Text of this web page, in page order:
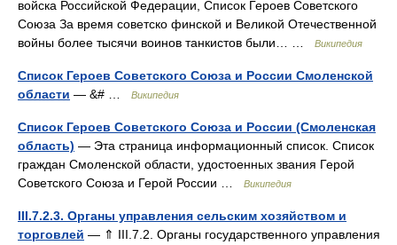
войска Российской Федерации, Список Героев Советского
Союза За время советско финской и Великой Отечественной
войны более тысячи воинов танкистов были… …
Википедия
Список Героев Советского Союза и России Смоленской
области — &# … Википедия
Список Героев Советского Союза и России (Смоленская
область) — Эта страница информационный список. Список
граждан Смоленской области, удостоенных звания Герой
Советского Союза и Герой России …
Википедия
III.7.2.3. Органы управления сельским хозяйством и
торговлей — ⇑ III.7.2. Органы государственного управления